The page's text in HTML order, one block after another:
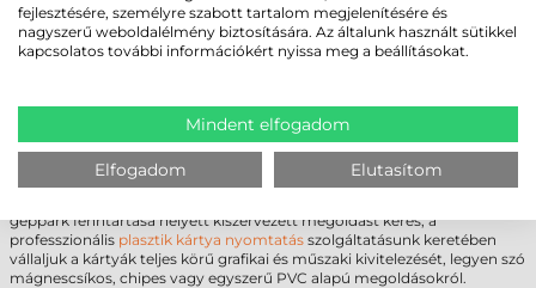
kompatibilitás a legfontosabb tényező. Egy nem megfelelő cikkszámú
kellékanyag választása nem csupán hibás nyomatokat, hanem a
nyomtatófej károsodását is okozhatja. Amennyiben bizonytalan a
paraméterek és a kapacitásigények összehangolásában, hogy a
beszerzési folyamat kockázatmentes legyen.
Nagyobb volumenű projektek vagy egyedi igények esetén lehetőség
van személyre szabott ajánlat kérésére, amely tartalmazza a
géppark fenntartása helyett kiszervezett megoldást keres, a
professzionális plasztik kártya nyomtatás szolgáltatásunk keretében
vállaljuk a kártyák teljes körű grafikai és műszaki kivitelezését, legyen szó
mágnescsíkos, chipes vagy egyszerű PVC alapú megoldásokról.
fejlesztésére, személyre szabott tartalom megjelenítésére és
nagyszerű weboldalélmény biztosítására. Az általunk használt sütikkel
kapcsolatos további információkért nyissa meg a beállításokat.
Mindent elfogadom
Elfogadom Elutasítom